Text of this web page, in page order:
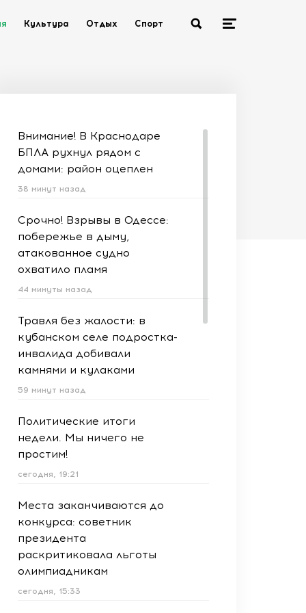
Культура Отдых Спорт
Внимание! В Краснодаре
БПЛА рухнул рядом с
домами: район оцеплен
38 минут назад
Срочно! Взрывы в Одессе:
побережье в дыму,
атакованное судно
охватило пламя
44 минуты назад
Травля без жалости: в
кубанском селе подростка-
инвалида добивали
камнями и кулаками
59 минут назад
Политические итоги
недели. Мы ничего не
простим!
сегодня, 19:21
Места заканчиваются до
конкурса: советник
президента
раскритиковала льготы
олимпиадникам
сегодня, 15:33